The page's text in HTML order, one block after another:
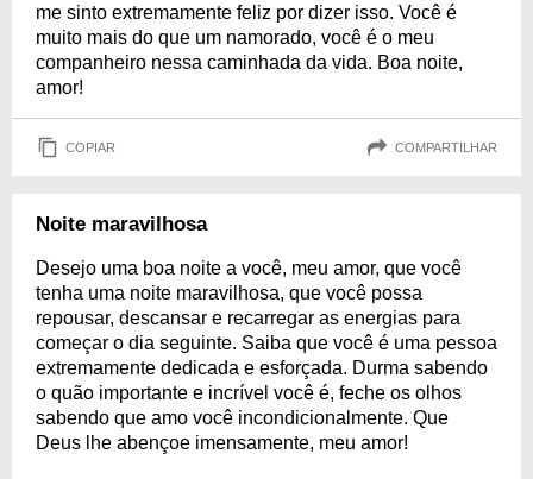
me sinto extremamente feliz por dizer isso. Você é
muito mais do que um namorado, você é o meu
companheiro nessa caminhada da vida. Boa noite,
amor!
COPIAR COMPARTILHAR
Noite maravilhosa
Desejo uma boa noite a você, meu amor, que você
tenha uma noite maravilhosa, que você possa
repousar, descansar e recarregar as energias para
começar o dia seguinte. Saiba que você é uma pessoa
extremamente dedicada e esforçada. Durma sabendo
o quão importante e incrível você é, feche os olhos
sabendo que amo você incondicionalmente. Que
Deus lhe abençoe imensamente, meu amor!